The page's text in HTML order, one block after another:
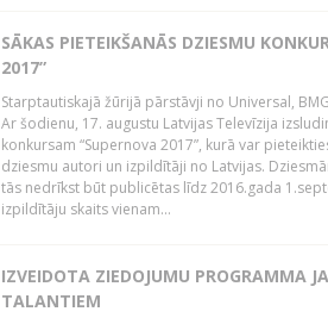
SĀKAS PIETEIKŠANĀS DZIESMU
2017”
Starptautiskajā žūrijā pārstāvji no Universal,
Ar šodienu, 17. augustu Latvijas Televīzija
konkursam “Supernova 2017”, kurā var
dziesmu autori un izpildītāji no Latvijas.
tās nedrīkst būt publicētas līdz 2016.gada
izpildītāju skaits vienam...
IZVEIDOTA ZIEDOJUMU PROGRAMMA
TALANTIEM